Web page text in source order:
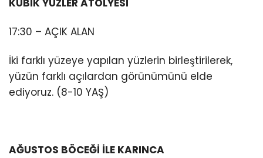
17:30 – AÇIK ALAN
İki farklı yüzeye yapılan yüzlerin birleştirilerek,
yüzün farklı açılardan görünümünü elde
ediyoruz. (8-10 YAŞ)
AĞUSTOS BÖCEĞİ İLE KARINCA